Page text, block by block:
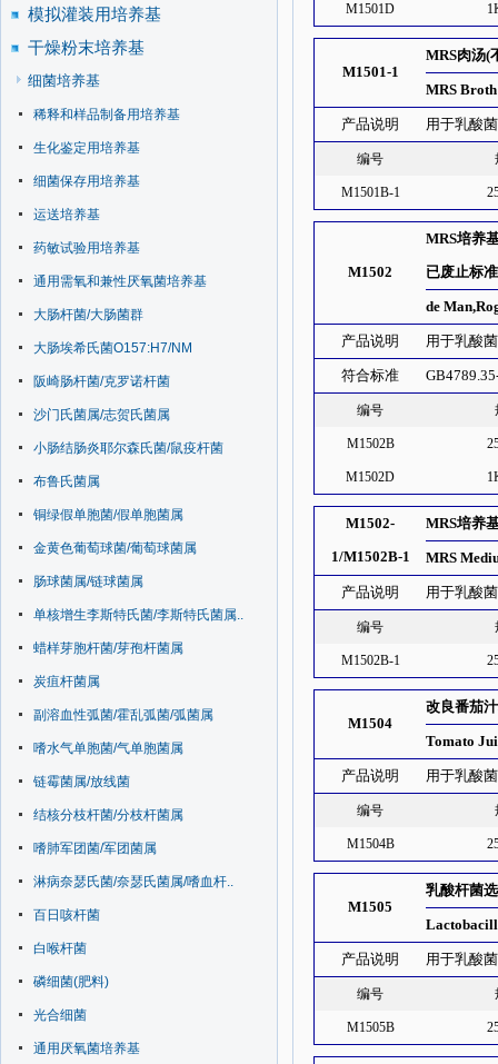
模拟灌装用培养基
干燥粉末培养基
细菌培养基
稀释和样品制备用培养基
生化鉴定用培养基
细菌保存用培养基
运送培养基
药敏试验用培养基
通用需氧和兼性厌氧菌培养基
大肠杆菌/大肠菌群
大肠埃希氏菌O157:H7/NM
阪崎肠杆菌/克罗诺杆菌
沙门氏菌属/志贺氏菌属
小肠结肠炎耶尔森氏菌/鼠疫杆菌
布鲁氏菌属
铜绿假单胞菌/假单胞菌属
金黄色葡萄球菌/葡萄球菌属
肠球菌属/链球菌属
单核增生李斯特氏菌/李斯特氏菌属..
蜡样芽胞杆菌/芽孢杆菌属
炭疽杆菌属
副溶血性弧菌/霍乱弧菌/弧菌属
嗜水气单胞菌/气单胞菌属
链霉菌属/放线菌
结核分枝杆菌/分枝杆菌属
嗜肺军团菌/军团菌属
淋病奈瑟氏菌/奈瑟氏菌属/嗜血杆..
百日咳杆菌
白喉杆菌
磷细菌(肥料)
光合细菌
通用厌氧菌培养基
M1501D
M1501-1
MRS肉汤(
MRS
产品说明 用于乳酸
编号
M1501B-1
M1502
MRS培养
已废止标
de
产品说明 用于乳酸
符合标准
编号
M1502B
M1502D
M1502-
1/M1502B-1
MRS培养
MRS
产品说明 用于乳酸
编号
M1502B-1
M1504
改良番茄
Tomato
产品说明 用于乳酸
编号
M1504B
M1505
乳酸杆菌
产品说明 用于乳酸
编号
M1505B